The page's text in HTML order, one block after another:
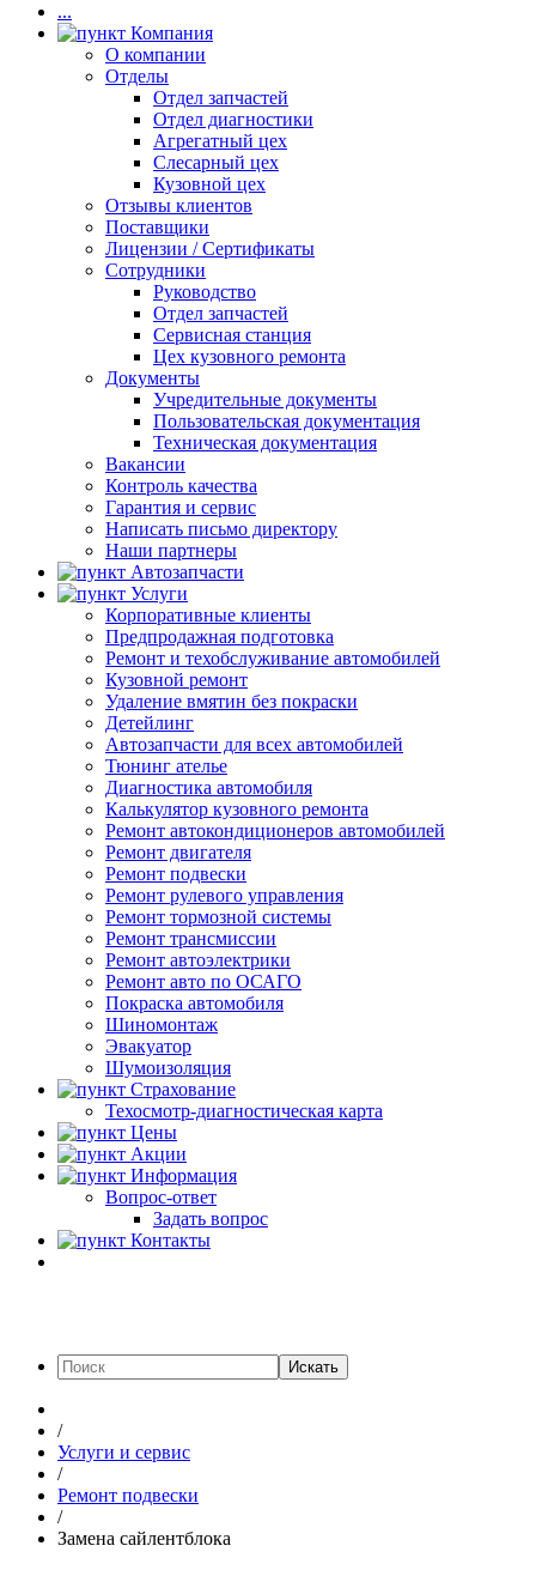
...
Компания
О компании
Отделы
Отдел запчастей
Отдел диагностики
Агрегатный цех
Слесарный цех
Кузовной цех
Отзывы клиентов
Поставщики
Лицензии / Сертификаты
Сотрудники
Руководство
Отдел запчастей
Сервисная станция
Цех кузовного ремонта
Документы
Учредительные документы
Пользовательская документация
Техническая документация
Вакансии
Контроль качества
Гарантия и сервис
Написать письмо директору
Наши партнеры
Автозапчасти
Услуги
Корпоративные клиенты
Предпродажная подготовка
Ремонт и техобслуживание автомобилей
Кузовной ремонт
Удаление вмятин без покраски
Детейлинг
Автозапчасти для всех автомобилей
Тюнинг ателье
Диагностика автомобиля
Калькулятор кузовного ремонта
Ремонт автокондиционеров автомобилей
Ремонт двигателя
Ремонт подвески
Ремонт рулевого управления
Ремонт тормозной системы
Ремонт трансмиссии
Ремонт автоэлектрики
Ремонт авто по ОСАГО
Покраска автомобиля
Шиномонтаж
Эвакуатор
Шумоизоляция
Страхование
Техосмотр-диагностическая карта
Цены
Акции
Информация
Вопрос-ответ
Задать вопрос
Контакты
Искать
/
Услуги и сервис
/
Ремонт подвески
/
Замена сайлентблока